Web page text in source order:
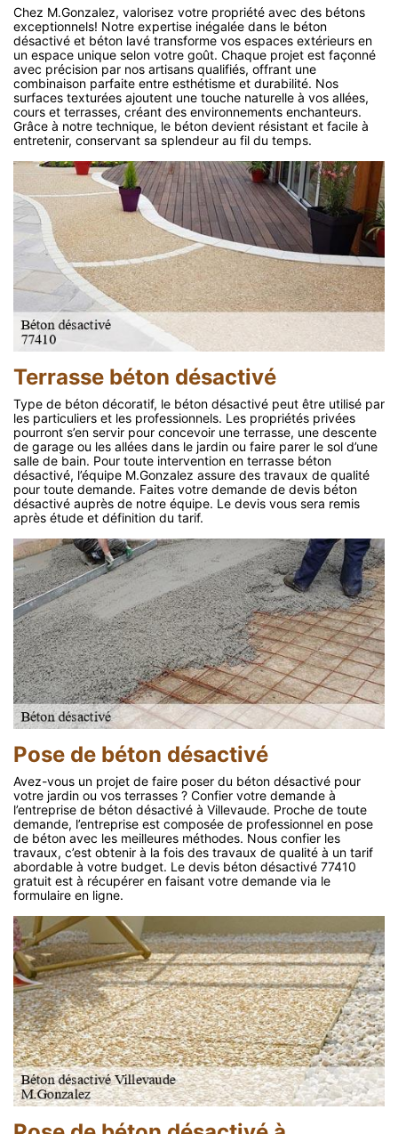
Chez M.Gonzalez, valorisez votre propriété avec des bétons
exceptionnels! Notre expertise inégalée dans le béton
désactivé et béton lavé transforme vos espaces extérieurs en
un espace unique selon votre goût. Chaque projet est façonné
avec précision par nos artisans qualifiés, offrant une
combinaison parfaite entre esthétisme et durabilité. Nos
surfaces texturées ajoutent une touche naturelle à vos allées,
cours et terrasses, créant des environnements enchanteurs.
Grâce à notre technique, le béton devient résistant et facile à
entretenir, conservant sa splendeur au fil du temps.
Terrasse béton désactivé
Type de béton décoratif, le béton désactivé peut être utilisé par
les particuliers et les professionnels. Les propriétés privées
pourront s’en servir pour concevoir une terrasse, une descente
de garage ou les allées dans le jardin ou faire parer le sol d’une
salle de bain. Pour toute intervention en terrasse béton
désactivé, l’équipe M.Gonzalez assure des travaux de qualité
pour toute demande. Faites votre demande de devis béton
désactivé auprès de notre équipe. Le devis vous sera remis
après étude et définition du tarif.
Pose de béton désactivé
Avez-vous un projet de faire poser du béton désactivé pour
votre jardin ou vos terrasses ? Confier votre demande à
l’entreprise de béton désactivé à Villevaude. Proche de toute
demande, l’entreprise est composée de professionnel en pose
de béton avec les meilleures méthodes. Nous confier les
travaux, c’est obtenir à la fois des travaux de qualité à un tarif
abordable à votre budget. Le devis béton désactivé 77410
gratuit est à récupérer en faisant votre demande via le
formulaire en ligne.